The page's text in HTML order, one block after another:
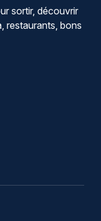
sortir, découvrir
restaurants, bons